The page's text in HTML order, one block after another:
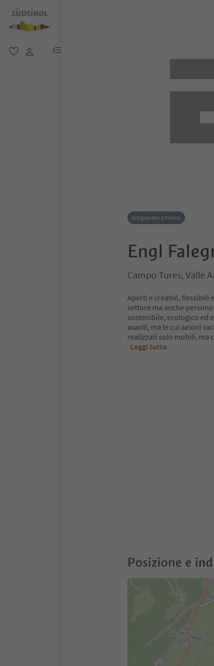
menu link
Artigianato artistico
Engl
Campo Tures, Valle
Aperti e creativi, flessibili
settore ma anche
sostenibile, ecologico ed
avanti, ma le cui azioni
realizzati solo mobili, ma
Leggi tutto
Posizione e